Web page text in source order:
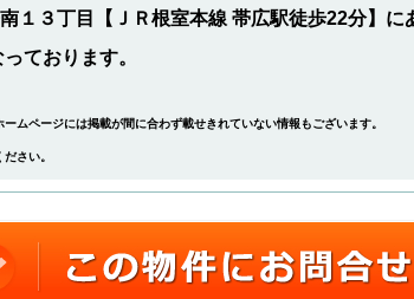
１３丁目【ＪＲ根室本線 帯広駅徒歩22分】に
っております。
ムページには掲載が間に合わず載せきれていない情報もございます。
ださい。